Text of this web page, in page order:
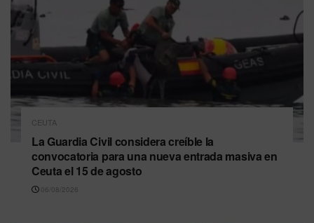
CEUTA
La Guardia Civil considera creíble la
convocatoria para una nueva entrada masiva en
Ceuta el 15 de agosto
06/08/2026